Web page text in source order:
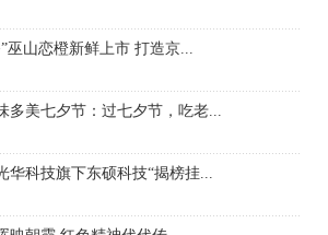
巫山恋橙新鲜上市 打造京...
多美七夕节：过七夕节，吃老...
华科技旗下东硕科技“揭榜挂...